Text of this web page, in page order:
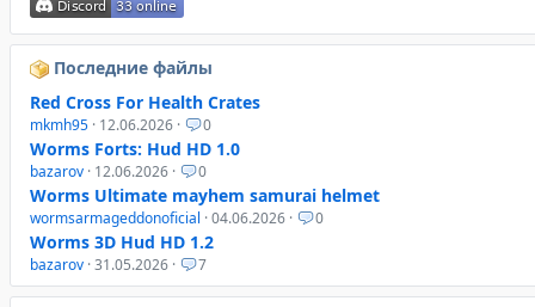
Последние файлы
Red Cross For Health Crates
mkmh95 · 12.06.2026 · 0
Worms Forts: Hud HD 1.0
bazarov · 12.06.2026 · 0
Worms Ultimate mayhem samurai helmet
wormsarmageddonoficial · 04.06.2026 · 0
Worms 3D Hud HD 1.2
bazarov · 31.05.2026 · 7